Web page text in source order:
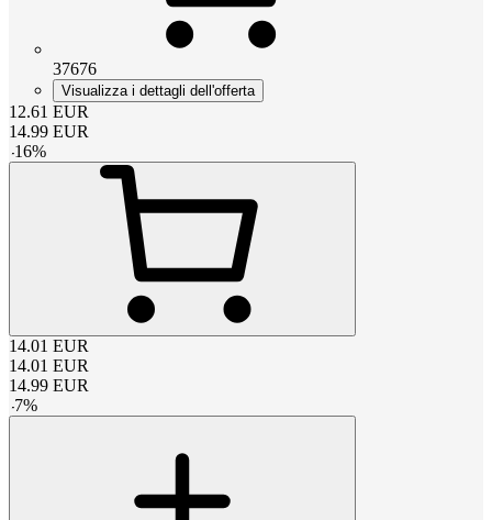
37676
Visualizza i dettagli dell'offerta
12.61 EUR
14.99 EUR
-16%
14.01 EUR
14.01 EUR
14.99 EUR
-7%